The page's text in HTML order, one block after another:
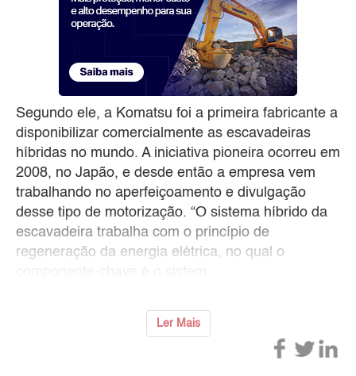
Segundo ele, a Komatsu foi a primeira fabricante a
disponibilizar comercialmente as escavadeiras
híbridas no mundo. A iniciativa pioneira ocorreu em
2008, no Japão, e desde então a empresa vem
trabalhando no aperfeiçoamento e divulgação
desse tipo de motorização. “O sistema híbrido da
escavadeira trabalha com o princípio de
regeneração da energia elétrica, no qual o
Ler Mais